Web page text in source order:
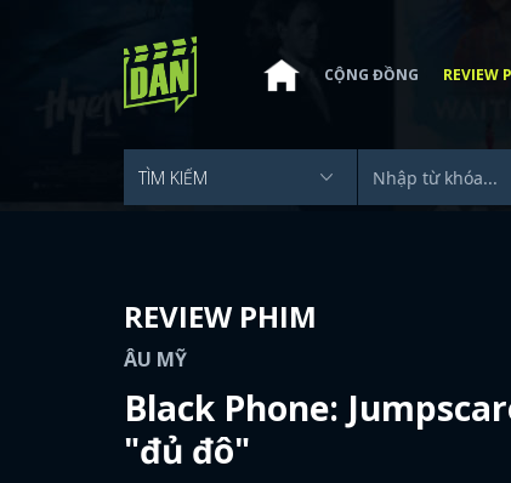
CỘNG ĐỒNG REVIEW
REVIEW PHIM
ÂU MỸ
Black Phone:
"đủ đô"